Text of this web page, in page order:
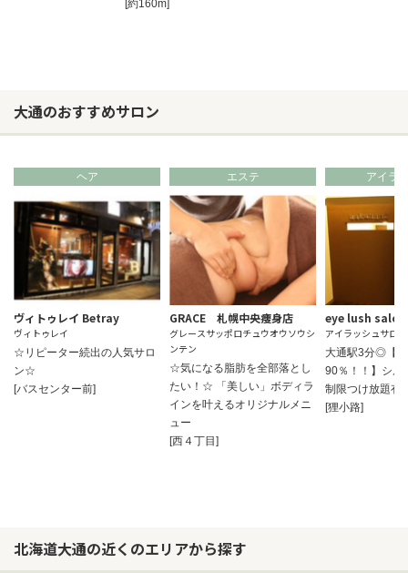
[約160m]
大通のおすすめサロン
ヘア
ヴィトゥレイ Betray
ヴィトゥレイ
☆リピーター続出の人気サロ
ン☆
[バスセンター前]
エステ
GRACE 札幌中央痩身店
グレースサッポロチュウオウソウシ
ンテン
☆気になる脂肪を全部落とし
たい！☆ 「美しい」ボディラ
インを叶えるオリジナルメニ
ュー
[西４丁目]
アイラ
eye lush
アイラッシュサロ
大通駅3分◎【
90％！！】シル
制限つけ放題
[狸小路]
北海道大通の近くのエリアから探す